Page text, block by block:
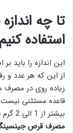
تا چه
استفاده
این اندازه را باید
از این که هر عدد و
زیاده روی در
قاعده مستثنی
بیشتر از 1 الی 2 گرم جینسینگ استفاده نکنید و حتما قسمت
مصرف قرص